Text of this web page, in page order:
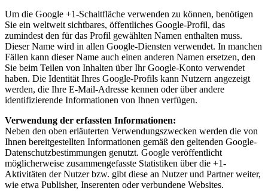
Um die Google +1-Schaltfläche verwenden zu können, benötigen
Sie ein weltweit sichtbares, öffentliches Google-Profil, das
zumindest den für das Profil gewählten Namen enthalten muss.
Dieser Name wird in allen Google-Diensten verwendet. In manchen
Fällen kann dieser Name auch einen anderen Namen ersetzen, den
Sie beim Teilen von Inhalten über Ihr Google-Konto verwendet
haben. Die Identität Ihres Google-Profils kann Nutzern angezeigt
werden, die Ihre E-Mail-Adresse kennen oder über andere
identifizierende Informationen von Ihnen verfügen.
Verwendung der erfassten Informationen:
Neben den oben erläuterten Verwendungszwecken werden die von
Ihnen bereitgestellten Informationen gemäß den geltenden Google-
Datenschutzbestimmungen genutzt. Google veröffentlicht
möglicherweise zusammengefasste Statistiken über die +1-
Aktivitäten der Nutzer bzw. gibt diese an Nutzer und Partner weiter,
wie etwa Publisher, Inserenten oder verbundene Websites.